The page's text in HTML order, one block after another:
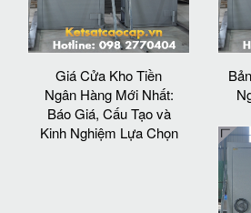
Giá Cửa Kho Tiền
Ngân Hàng Mới Nhất:
Báo Giá, Cấu Tạo và
Kinh Nghiệm Lựa Chọn